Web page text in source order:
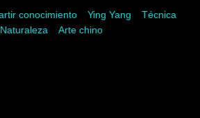
conocimiento Ying Yang
Técnica
Naturaleza Arte chino